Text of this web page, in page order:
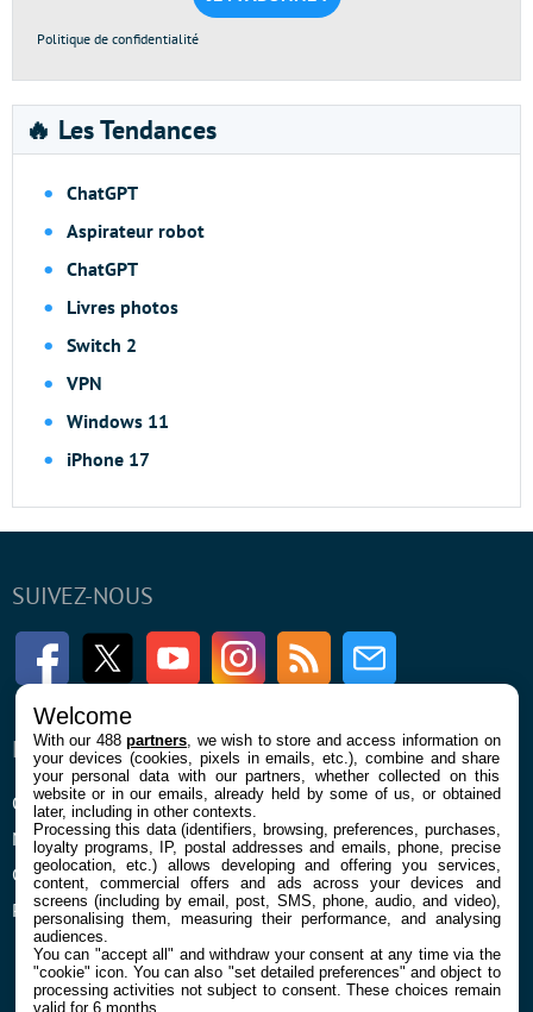
Politique de confidentialité
🔥 Les Tendances
ChatGPT
Aspirateur robot
ChatGPT
Livres photos
Switch 2
VPN
Windows 11
iPhone 17
SUIVEZ-NOUS
FacebookTwitter Youtube InstagramRSS Newsletter
ENTREPRISE
Qui sommes nous
Mentions légales et CGU
Confidentialité et Cookies
Préférences cookies
À PROPOS
La rédaction
Contact
Welcome
With our 488partners , we wish to store and access information on
your devices (cookies, pixels in emails, etc.), combine and share
your personal data with our partners, whether collected on this
website or in our emails, already held by some of us, or obtained
later, including in other contexts.
Processing this data (identifiers, browsing, preferences, purchases,
loyalty programs, IP, postal addresses and emails, phone, precise
geolocation, etc.) allows developing and offering you services,
content, commercial offers and ads across your devices and
screens (including by email, post, SMS, phone, audio, and video),
personalising them, measuring their performance, and analysing
audiences.
You can "accept all" and withdraw your consent at any time via the
"cookie" icon. You can also "set detailed preferences" and object to
processing activities not subject to consent. These choices remain
valid for 6 months.